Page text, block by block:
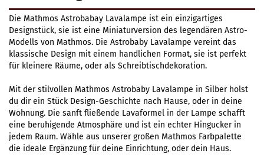
Die Mathmos Astrobabay Lavalampe ist ein einzigartiges
Designstück, sie ist eine Miniaturversion des legendären Astro-
Modells von Mathmos. Die Astrobaby Lavalampe vereint das
klassische Design mit einem handlichen Format, sie ist perfekt
für kleinere Räume, oder als Schreibtischdekoration.
Mit der stilvollen Mathmos Astrobaby Lavalampe in Silber holst
du dir ein Stück Design-Geschichte nach Hause, oder in deine
Wohnung. Die sanft fließende Lavaformel in der Lampe schafft
eine beruhigende Atmosphäre und ist ein echter Hingucker in
jedem Raum. Wähle aus unserer großen Mathmos Farbpalette
die ideale Ergänzung für deine Einrichtung, oder dein Haus.